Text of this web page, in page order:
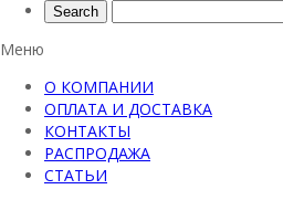
Меню
О КОМПАНИИ
ОПЛАТА И ДОСТАВКА
КОНТАКТЫ
РАСПРОДАЖА
СТАТЬИ